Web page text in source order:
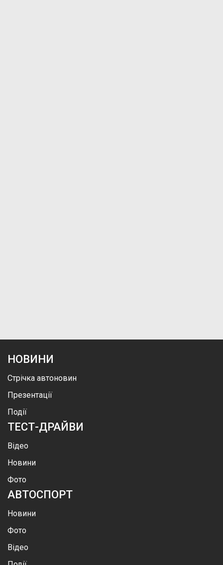
НОВИНИ
Стрічка автоновин
Презентації
Події
ТЕСТ-ДРАЙВИ
Відео
Новини
Фото
АВТОСПОРТ
Новини
Фото
Відео